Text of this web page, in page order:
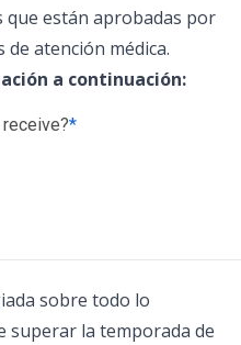
están aprobadas por
atención médica.
a continuación:
sobre todo lo
superar la temporada de